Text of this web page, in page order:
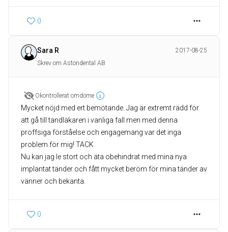
0
Sara R
2017-08-25
Skrev om Astondental AB
Okontrollerat omdöme
Mycket nöjd med ert bemötande. Jag är extremt rädd för
att gå till tandläkaren i vanliga fall men med denna
proffsiga förståelse och engagemang var det inga
problem för mig! TACK
Nu kan jag le stort och äta obehindrat med mina nya
implantat tänder och fått mycket beröm för mina tänder av
vänner och bekanta.
0